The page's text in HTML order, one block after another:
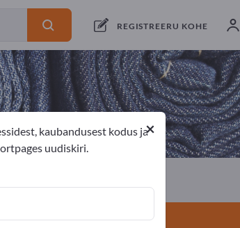
REGISTREERU KOHEeksportijad3
×
kaubandusest kodus ja
uudiskiri.